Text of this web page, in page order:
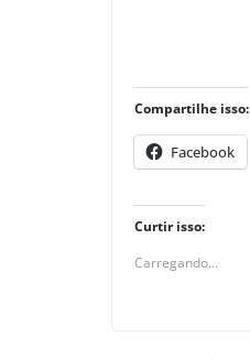
Compartilhe isso:
Facebook
Curtir isso:
Carregando...